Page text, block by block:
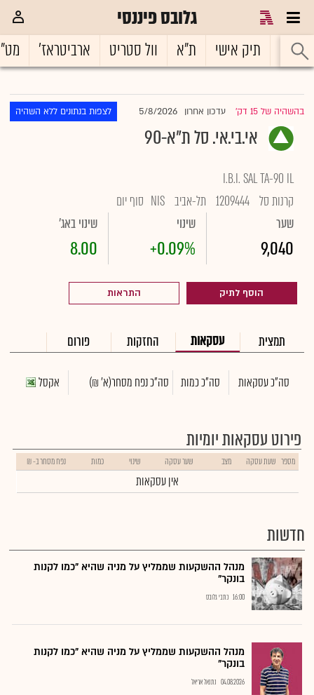
גלובס פיננסי
ראשי תיק אישי ת"א וול סטריט ארביטראז'
בהשהיה של 15 דק' |עדכון אחרון 5/8/2026 לצפות בנתונים ללא השהיה
אי.בי.אי. סל ת"א-90
I.B.I. SAL TA-90 IL
קרנות סל 1209444 תל-אביב NIS סוף יום
שער
9,040
שינוי
+0.09%
שינוי באג'
8.00
הוסף לתיק התראות
תמצית עסקאות החזקות פורום
סה"כ עסקאות סה"כ כמות סה"כ נפח מסחר(א' ₪) אקסל
פירוט עסקאות יומיות
מספר שעת עסקה מצב שער עסקה שינוי כמות נפח מסחר ב- ₪
אין עסקאות
חדשות
מנהל ההשקעות שממליץ על מניה שהיא "כמו לקנות
בונקר"
16:00 כתבי גלובס
מנהל ההשקעות שממליץ על מניה שהיא "כמו לקנות
בונקר"
04.08.2026 נתנאל אריאל